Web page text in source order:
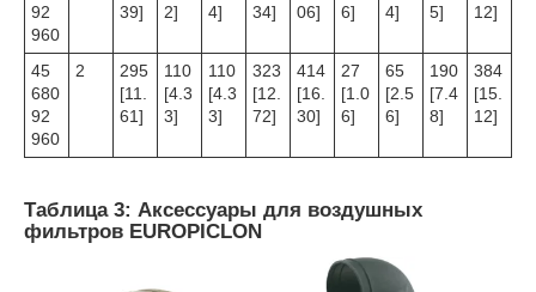
92
960
39] 2] 4] 34] 06] 6] 4] 5] 12]
45
680
92
960
2
295
[11.
61]
110
[4.3
3]
110
[4.3
3]
323
[12.
72]
414
[16.
30]
27
[1.0
6]
65
[2.5
6]
190
[7.4
8]
384
[15.
12]
Таблица 3: Аксессуары для воздушных
фильтров EUROPICLON